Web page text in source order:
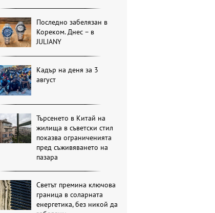
Последно забелязан в
Кореком. Днес – в
JULIANY
Кадър на деня за 3
август
Търсенето в Китай на
жилища в съветски стил
показва ограниченията
пред съживяването на
пазара
Светът премина ключова
граница в соларната
енергетика, без никой да